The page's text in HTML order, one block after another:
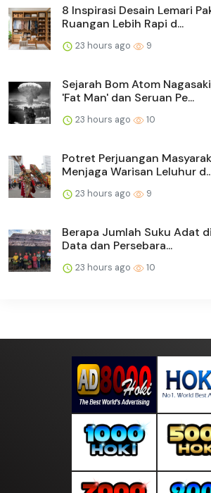
8 Inspirasi Desain Lemari
Ruangan Lebih Rapi d...
23 hours ago 9
Sejarah Bom Atom
'Fat Man' dan Seruan Pe...
23 hours ago 10
Potret Perjuangan
Menjaga Warisan Leluhur
23 hours ago 9
Berapa Jumlah Suku Adat
Data dan Persebara...
23 hours ago 10